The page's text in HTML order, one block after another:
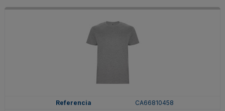
CA66810458